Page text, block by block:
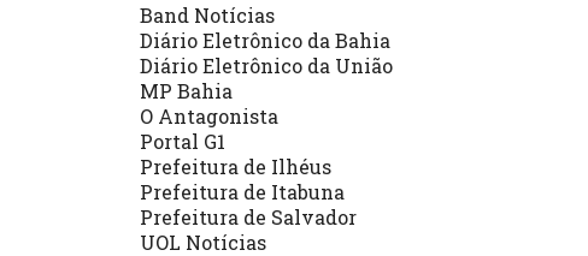
Band Notícias
Diário Eletrônico da Bahia
Diário Eletrônico da União
MP Bahia
O Antagonista
Portal G1
Prefeitura de Ilhéus
Prefeitura de Itabuna
Prefeitura de Salvador
UOL Notícias